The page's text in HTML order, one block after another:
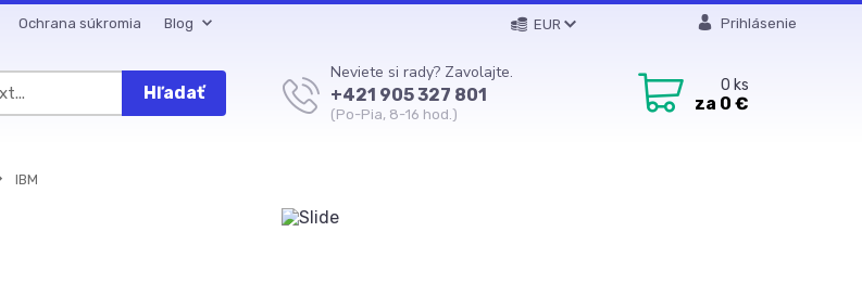
Ochrana súkromia Blog EUR Prihlásenie
Hľadať
Neviete si rady? Zavolajte.
+421 905 327 801
(Po-Pia, 8-16 hod.)
0 ks
za 0 €
IBM